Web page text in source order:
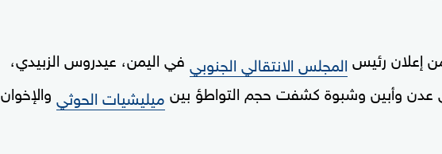
إعلان رئيس المجلس الانتقالي الجنوبي في اليمن، عيدروس الزبيدي،
عدن وأبين وشبوة كشفت حجم التواطؤ بين ميليشيات الحوثي والإخوان